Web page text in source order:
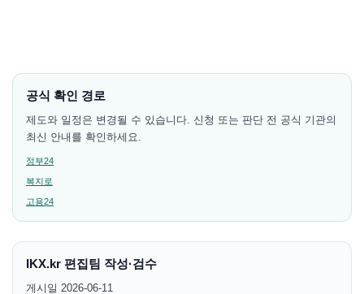
공식 확인 경로
제도와 일정은 변경될 수 있습니다. 신청 또는 판단 전 공식 기관의
최신 안내를 확인하세요.
정부24
복지로
고용24
IKX.kr 편집팀 작성·검수
게시일 2026-06-11